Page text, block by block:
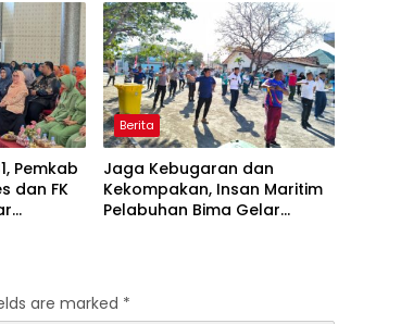
Pemkab
dan FK
Berita
Jaga Kebugaran dan
Kekompakan, Insan Maritim
Pelabuhan Bima Gelar
are marked *